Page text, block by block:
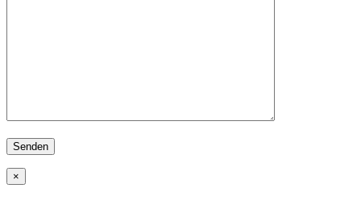
Bitte lasse dieses Feld leer.
×